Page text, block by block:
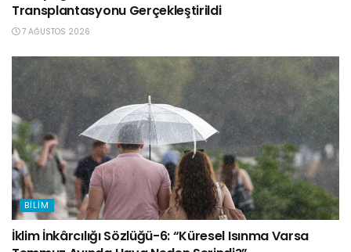
Transplantasyonu Gerçekleştirildi
7 AĞUSTOS 2026
BILIM
İklim İnkârcılığı Sözlüğü-6: “Küresel Isınma Varsa